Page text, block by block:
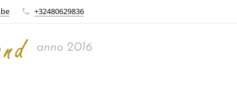
+32480629836
anno 2016